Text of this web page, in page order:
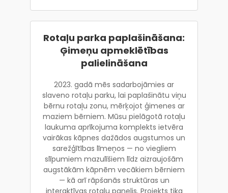
Rotaļu parka paplašināšana:
Ģimeņu apmeklētības
palielināšana
2023. gadā mēs sadarbojāmies ar
slaveno rotaļu parku, lai paplašinātu viņu
bērnu rotaļu zonu, mērķojot ģimenes ar
maziem bērniem. Mūsu pielāgotā rotaļu
laukuma aprīkojuma komplekts ietvēra
vairākas kāpnes dažādos augstumos un
sarežģītības līmeņos — no viegliem
slīpumiem mazulīšiem līdz aizraujošām
augstākām kāpnēm vecākiem bērniem
— kā arī rāpšanās struktūras un
interaktīvas rotaļu panelis. Projekts tika